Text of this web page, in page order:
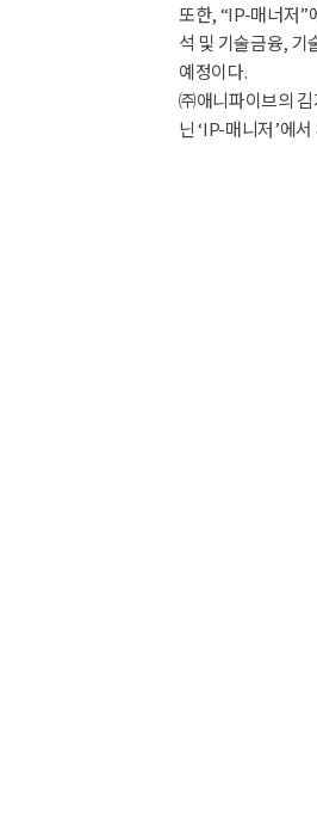
또한, “IP-매너저”
석 및 기술금융, 기
예정이다.
㈜애니파이브의
닌 ‘IP-매니저’에